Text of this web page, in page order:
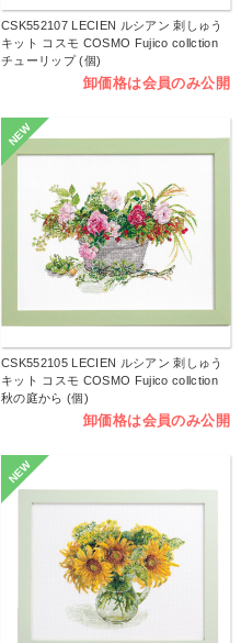
CSK552107 LECIEN ルシアン 刺しゅう
キット コスモ COSMO Fujico collction
チューリップ (個)
卸価格は会員のみ公開
NEW
CSK552105 LECIEN ルシアン 刺しゅう
キット コスモ COSMO Fujico collction
秋の庭から (個)
卸価格は会員のみ公開
NEW